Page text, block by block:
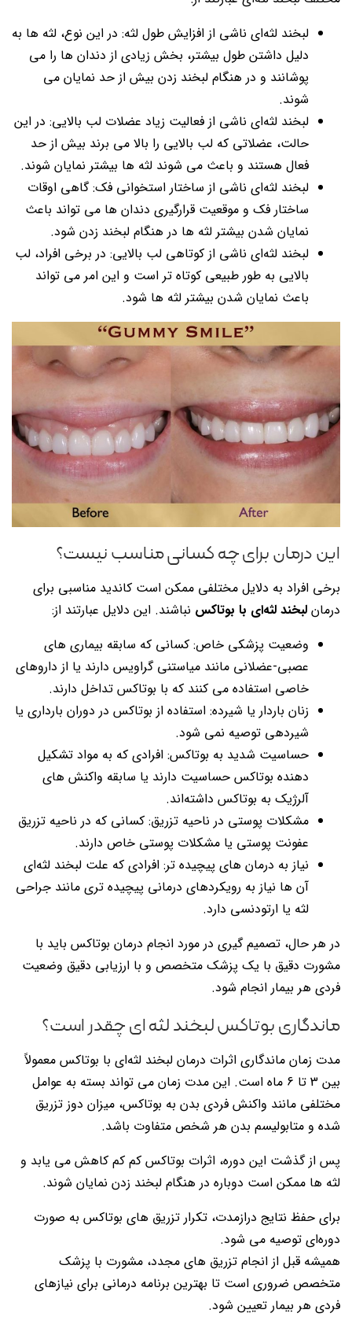
لبخند لثه‌ای ناشی از افزایش طول لثه: در این نوع، لثه ها به
دلیل داشتن طول بیشتر، بخش زیادی از دندان ها را می
پوشانند و در هنگام لبخند زدن بیش از حد نمایان می
شوند.
لبخند لثه‌ای ناشی از فعالیت زیاد عضلات لب بالایی: در این
حالت، عضلاتی که لب بالایی را بالا می برند بیش از حد
فعال هستند و باعث می شوند لثه ها بیشتر نمایان شوند.
لبخند لثه‌ای ناشی از ساختار استخوانی فک: گاهی اوقات
ساختار فک و موقعیت قرارگیری دندان ها می تواند باعث
نمایان شدن بیشتر لثه ها در هنگام لبخند زدن شود.
لبخند لثه‌ای ناشی از کوتاهی لب بالایی: در برخی افراد، لب
بالایی به طور طبیعی کوتاه تر است و این امر می تواند
باعث نمایان شدن بیشتر لثه ها شود.
این درمان برای چه کسانی مناسب نیست؟
برخی افراد به دلایل مختلفی ممکن است کاندید مناسبی برای
درمان لبخند لثه‌ای با بوتاکس نباشند. این دلایل عبارتند از:
وضعیت پزشکی خاص: کسانی که سابقه بیماری های
عصبی-عضلانی مانند میاستنی گراویس دارند یا از داروهای
خاصی استفاده می کنند که با بوتاکس تداخل دارند.
زنان باردار یا شیرده: استفاده از بوتاکس در دوران بارداری یا
شیردهی توصیه نمی شود.
حساسیت شدید به بوتاکس: افرادی که به مواد تشکیل
دهنده بوتاکس حساسیت دارند یا سابقه واکنش های
آلرژیک به بوتاکس داشته‌اند.
مشکلات پوستی در ناحیه تزریق: کسانی که در ناحیه تزریق
عفونت پوستی یا مشکلات پوستی خاص دارند.
نیاز به درمان های پیچیده تر: افرادی که علت لبخند لثه‌ای
آن ها نیاز به رویکردهای درمانی پیچیده تری مانند جراحی
لثه یا ارتودنسی دارد.
در هر حال، تصمیم گیری در مورد انجام درمان بوتاکس باید با
مشورت دقیق با یک پزشک متخصص و با ارزیابی دقیق وضعیت
فردی هر بیمار انجام شود.
ماندگاری بوتاکس لبخند لثه ای چقدر است؟
مدت زمان ماندگاری اثرات درمان لبخند لثه‌ای با بوتاکس معمولاً
بین 3 تا 6 ماه است. این مدت زمان می تواند بسته به عوامل
مختلفی مانند واکنش فردی بدن به بوتاکس، میزان دوز تزریق
شده و متابولیسم بدن هر شخص متفاوت باشد.
پس از گذشت این دوره، اثرات بوتاکس کم کم کاهش می یابد و
لثه ها ممکن است دوباره در هنگام لبخند زدن نمایان شوند.
برای حفظ نتایج درازمدت، تکرار تزریق های بوتاکس به صورت
دوره‌ای توصیه می شود.
همیشه قبل از انجام تزریق های مجدد، مشورت با پزشک
متخصص ضروری است تا بهترین برنامه درمانی برای نیازهای
فردی هر بیمار تعیین شود.